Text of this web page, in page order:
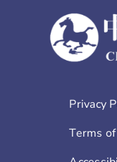
Privacy
Terms